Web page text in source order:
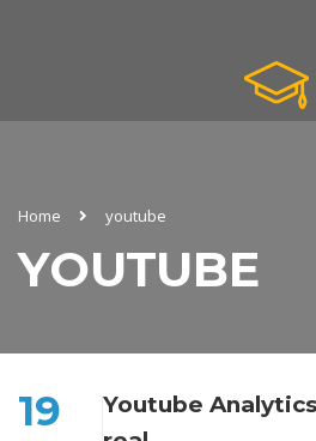
Home youtube
YOUTUBE
19
Youtube